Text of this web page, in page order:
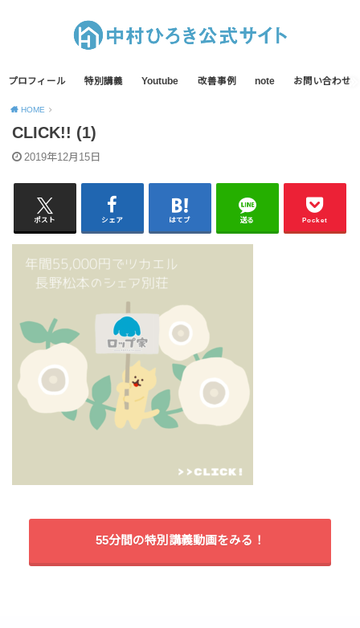
プロフィール 特別講義 Youtube 改善事例 note お問い合わせ
HOME
CLICK!! (1)
2019年12月15日
ポスト シェア はてブ 送る Pocket
55分間の特別講義動画をみる！